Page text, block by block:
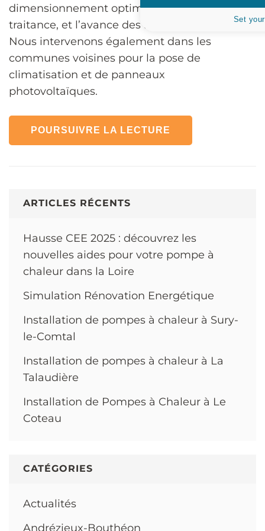
dimensionnement optimal, sans sous-
traitance, et l’avance des aides financières.
Nous intervenons également dans les
communes voisines pour la pose de
climatisation et de panneaux
photovoltaïques.
POURSUIVRE LA LECTURE
ARTICLES RÉCENTS
Hausse CEE 2025 : découvrez les
nouvelles aides pour votre pompe à
chaleur dans la Loire
Simulation Rénovation Energétique
Installation de pompes à chaleur à Sury-
le-Comtal
Installation de pompes à chaleur à La
Talaudière
Installation de Pompes à Chaleur à Le
Coteau
CATÉGORIES
Actualités
Andrézieux-Bouthéon
Set